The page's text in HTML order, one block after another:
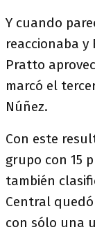
Y cuando
reaccionaba y
Pratto
marcó el
Núñez.
Con este
grupo con 15
también
Central
con sólo una